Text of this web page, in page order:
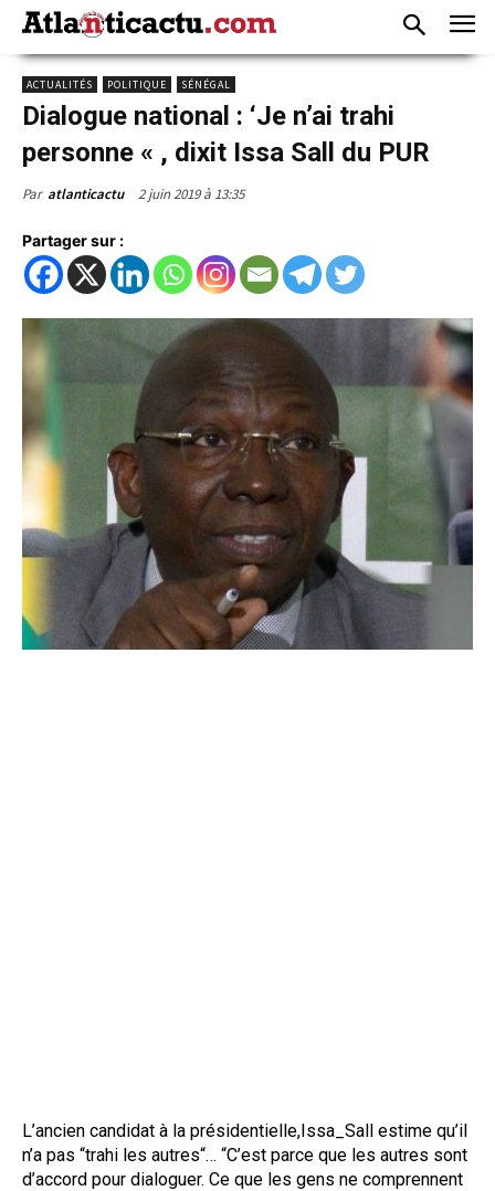
ACTUALITÉS POLITIQUE SÉNÉGAL
Dialogue national : ‘Je n’ai trahi
personne « , dixit Issa Sall du PUR
Par atlanticactu 2 juin 2019 à 13:35
Partager sur :
L’ancien candidat à la présidentielle,Issa_Sall estime qu’il
n’a pas “trahi les autres“… “C’est parce que les autres sont
d’accord pour dialoguer. Ce que les gens ne comprennent